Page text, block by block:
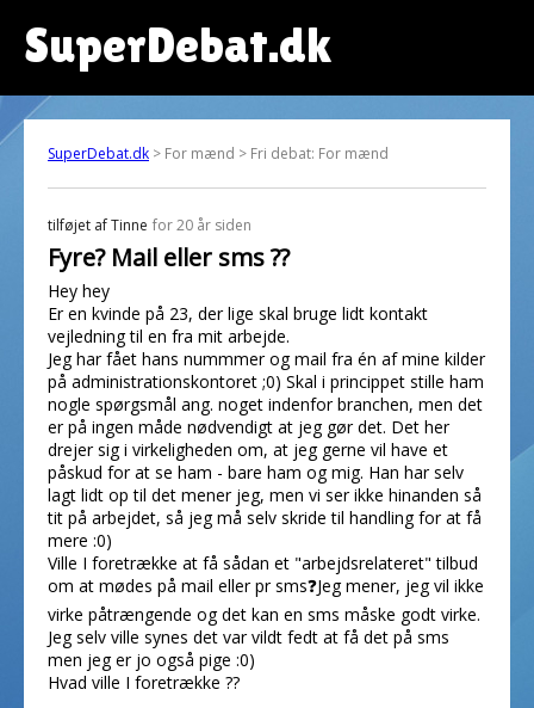
SuperDebat.dk
SuperDebat.dk > For mænd > Fri debat: For mænd
tilføjet afTinne for 20 år siden
Fyre? Mail eller sms ??
Hey hey
Er en kvinde på 23, der lige skal bruge lidt kontakt
vejledning til en fra mit arbejde.
Jeg har fået hans nummmer og mail fra én af mine kilder
på administrationskontoret ;0) Skal i princippet stille ham
nogle spørgsmål ang. noget indenfor branchen, men det
er på ingen måde nødvendigt at jeg gør det. Det her
drejer sig i virkeligheden om, at jeg gerne vil have et
påskud for at se ham - bare ham og mig. Han har selv
lagt lidt op til det mener jeg, men vi ser ikke hinanden så
tit på arbejdet, så jeg må selv skride til handling for at få
mere :0)
Ville I foretrække at få sådan et "arbejdsrelateret" tilbud
om at mødes på mail eller pr sms❓Jeg mener, jeg vil ikke
virke påtrængende og det kan en sms måske godt virke.
Jeg selv ville synes det var vildt fedt at få det på sms
men jeg er jo også pige :0)
Hvad ville I foretrække ??